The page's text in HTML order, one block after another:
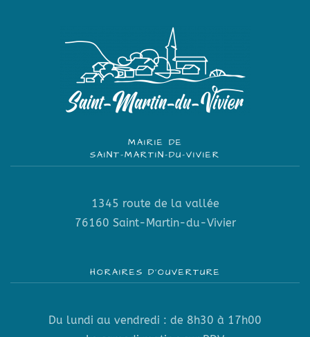
MAIRIE DE
SAINT-MARTIN-DU-VIVIER
1345 route de la vallée
76160 Saint-Martin-du-Vivier
HORAIRES D’OUVERTURE
Du lundi au vendredi : de 8h30 à 17h00